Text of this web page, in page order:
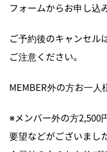
フォームからお申し込
ご予約後のキャンセル
ご注意ください。
MEMBER外の方お一人
※メンバー外の方2,500
要望などがございまし